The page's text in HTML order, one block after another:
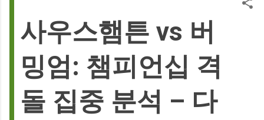
사우스햄튼 vs 버
밍엄: 챔피언십 격
돌 집중 분석 – 다